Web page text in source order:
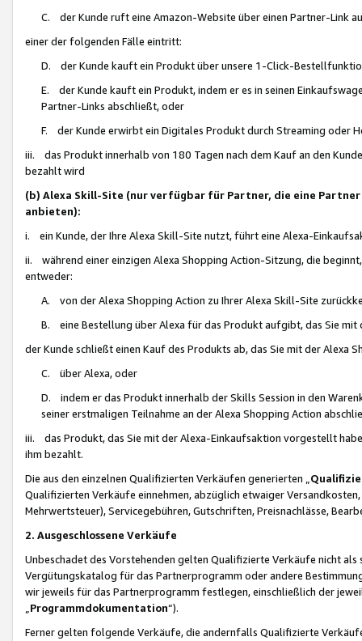
C. der Kunde ruft eine Amazon-Website über einen Partner-Link
einer der folgenden Fälle eintritt:
D. der Kunde kauft ein Produkt über unsere 1-Click-
E. der Kunde kauft ein Produkt, indem er es in seinen
Partner-Links abschließt, oder
F. der Kunde erwirbt ein Digitales Produkt durch Streaming oder
iii. das Produkt innerhalb von 180 Tagen nach dem Kauf an den
bezahlt wird
(b) Alexa Skill-Site (nur verfügbar für Partner, die eine
anbieten):
i. ein Kunde, der Ihre Alexa Skill-Site nutzt, führt eine Alexa-
ii. während einer einzigen Alexa Shopping Action-Sitzung, die
entweder:
A. von der Alexa Shopping Action zu Ihrer Alexa Skill-Site
B. eine Bestellung über Alexa für das Produkt aufgibt, das Sie mit
der Kunde schließt einen Kauf des Produkts ab, das Sie mit der Alexa
C. über Alexa, oder
D. indem er das Produkt innerhalb der Skills Session in den
seiner erstmaligen Teilnahme an der Alexa Shopping Action
iii. das Produkt, das Sie mit der Alexa-Einkaufsaktion vorgestellt
ihm bezahlt.
Die aus den einzelnen Qualifizierten Verkäufen generierten „
Qualifizierten Verkäufe einnehmen, abzüglich etwaiger
Mehrwertsteuer), Servicegebühren, Gutschriften, Preisnachlässe,
2. Ausgeschlossene Verkäufe
Unbeschadet des Vorstehenden gelten Qualifizierte Verkäufe nicht
Vergütungskatalog für das Partnerprogramm oder andere
wir jeweils für das Partnerprogramm festlegen, einschließlich der
Programmdokumentation“).
Ferner gelten folgende Verkäufe, die andernfalls Qualifizierte